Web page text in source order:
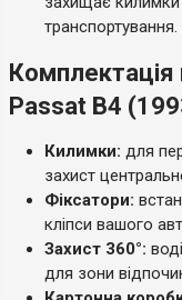
транспортування.
Комплектація
Passat B4
Килимки: для
захист
Фіксатори:
кліпси вашого
Захист 360°:
для зони